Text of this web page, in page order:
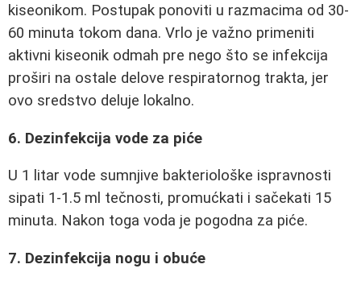
kiseonikom. Postupak ponoviti u razmacima od 30-
60 minuta tokom dana. Vrlo je važno primeniti
aktivni kiseonik odmah pre nego što se infekcija
proširi na ostale delove respiratornog trakta, jer
ovo sredstvo deluje lokalno.
6. Dezinfekcija vode za piće
U 1 litar vode sumnjive bakteriološke ispravnosti
sipati 1-1.5 ml tečnosti, promućkati i sačekati 15
minuta. Nakon toga voda je pogodna za piće.
7. Dezinfekcija nogu i obuće